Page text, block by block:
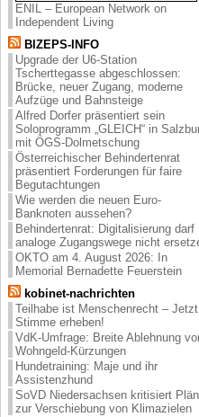
ENIL – European Network on
Independent Living
BIZEPS-INFO
Upgrade der U6-Station
Tscherttegasse abgeschlossen:
Brücke, neuer Zugang, moderne
Aufzüge und Bahnsteige
Alfred Dorfer präsentiert sein
Soloprogramm „GLEICH“ in
mit ÖGS-Dolmetschung
Österreichischer Behindertenrat
präsentiert Forderungen für faire
Begutachtungen
Wie werden die neuen Euro-
Banknoten aussehen?
Behindertenrat: Digitalisierung darf
analoge Zugangswege nicht
OKTO am 4. August 2026: In
Memorial Bernadette Feuerstein
kobinet-nachrichten
Teilhabe ist Menschenrecht – Jetzt
Stimme erheben!
VdK-Umfrage: Breite Ablehnung
Wohngeld-Kürzungen
Hundetraining: Maje und ihr
Assistenzhund
SoVD Niedersachsen kritisiert
zur Verschiebung von Klimazielen